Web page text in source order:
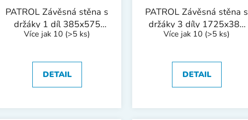
PATROL Závěsná stěna s
držáky 1 díl 385x575
mm
Více jak 10 (>5 ks)
DETAIL
PATROL Závěsná stěna s
držáky 3 díly 1725x385
mm
Více jak 10 (>5 ks)
DETAIL